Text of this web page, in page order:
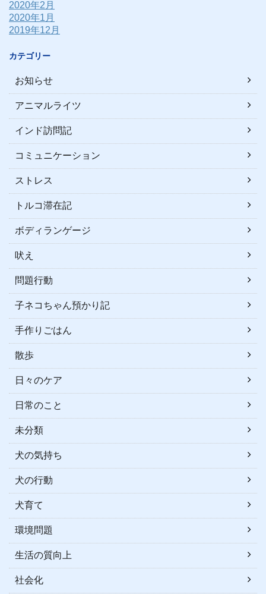
2020年2月
2020年1月
2019年12月
カテゴリー
お知らせ
アニマルライツ
インド訪問記
コミュニケーション
ストレス
トルコ滞在記
ボディランゲージ
吠え
問題行動
子ネコちゃん預かり記
手作りごはん
散歩
日々のケア
日常のこと
未分類
犬の気持ち
犬の行動
犬育て
環境問題
生活の質向上
社会化